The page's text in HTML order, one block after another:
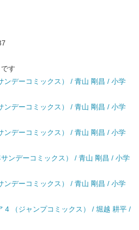
す
ンデーコミックス） / 青山 剛昌 / 小学
ンデーコミックス） / 青山 剛昌 / 小学
ンデーコミックス） / 青山 剛昌 / 小学
ンデーコミックス） / 青山 剛昌 / 小学
ンデーコミックス） / 青山 剛昌 / 小学
4 （ジャンプコミックス） / 堀越 耕平 /